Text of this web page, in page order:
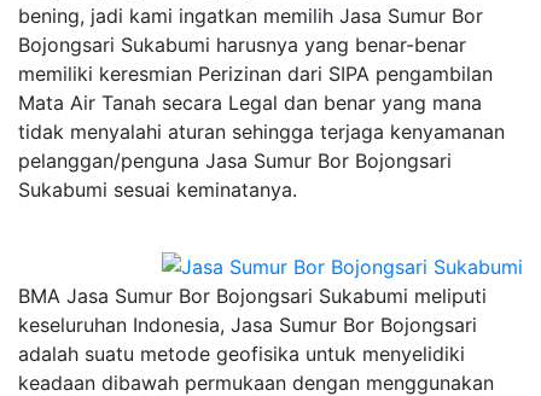
bening, jadi kami ingatkan memilih Jasa Sumur Bor
Bojongsari Sukabumi harusnya yang benar-benar
memiliki keresmian Perizinan dari SIPA pengambilan
Mata Air Tanah secara Legal dan benar yang mana
tidak menyalahi aturan sehingga terjaga kenyamanan
pelanggan/penguna Jasa Sumur Bor Bojongsari
Sukabumi sesuai keminatanya.
BMA Jasa Sumur Bor Bojongsari Sukabumi meliputi
keseluruhan Indonesia, Jasa Sumur Bor Bojongsari
adalah suatu metode geofisika untuk menyelidiki
keadaan dibawah permukaan dengan menggunakan